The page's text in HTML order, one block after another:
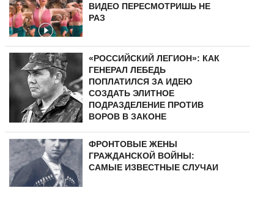
ВИДЕО ПЕРЕСМОТРИШЬ НЕ
РАЗ
«РОССИЙСКИЙ ЛЕГИОН»: КАК
ГЕНЕРАЛ ЛЕБЕДЬ
ПОПЛАТИЛСЯ ЗА ИДЕЮ
СОЗДАТЬ ЭЛИТНОЕ
ПОДРАЗДЕЛЕНИЕ ПРОТИВ
ВОРОВ В ЗАКОНЕ
ФРОНТОВЫЕ ЖЕНЫ
ГРАЖДАНСКОЙ ВОЙНЫ:
САМЫЕ ИЗВЕСТНЫЕ СЛУЧАИ